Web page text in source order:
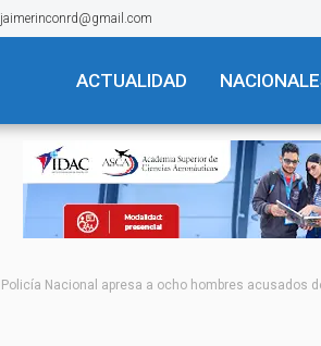
jaimerinconrd@gmail.com
ACTUALIDAD
Policía Nacional apresa a ocho hombres acusados